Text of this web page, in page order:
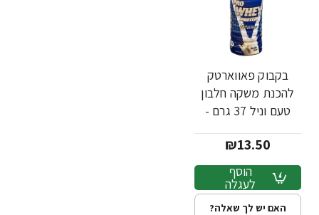
בקבוק פאווארטק
להכנת משקה חלבון
טעם וניל 37 גרם -
Nutrition
₪13.50
הוסף
לעגלה
האם יש לך שאלה?